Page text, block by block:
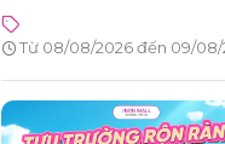
Trong hai ngày 08 –
09/08/2026, chương trình
với hàng loạt phần quà
dành cho khách hàng có
Từ 08/08/2026 đến 09/08/